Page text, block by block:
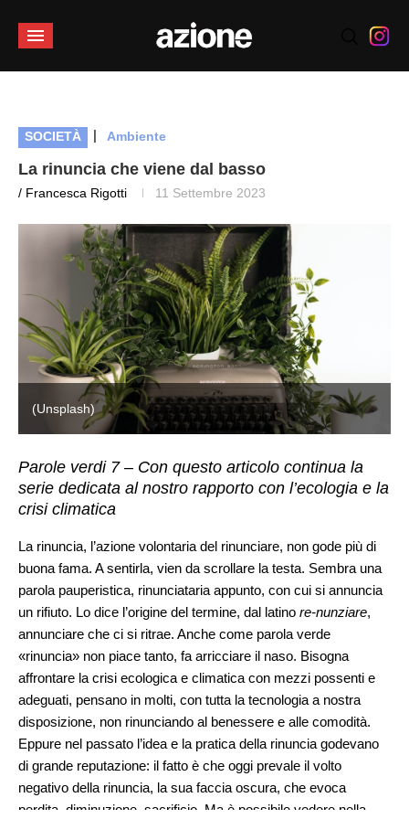
SOCIETÀ | Ambiente
La rinuncia che viene dal basso
/ Francesca Rigotti 11 Settembre 2023
(Unsplash)
Parole verdi 7 – Con questo articolo continua la
serie dedicata al nostro rapporto con l’ecologia e la
crisi climatica
La rinuncia, l’azione volontaria del rinunciare, non gode più di
buona fama. A sentirla, vien da scrollare la testa. Sembra una
parola pauperistica, rinunciataria appunto, con cui si annuncia
un rifiuto. Lo dice l’origine del termine, dal latino re-nunziare,
annunciare che ci si ritrae. Anche come parola verde
«rinuncia» non piace tanto, fa arricciare il naso. Bisogna
affrontare la crisi ecologica e climatica con mezzi possenti e
adeguati, pensano in molti, con tutta la tecnologia a nostra
disposizione, non rinunciando al benessere e alle comodità.
Eppure nel passato l’idea e la pratica della rinuncia godevano
di grande reputazione: il fatto è che oggi prevale il volto
negativo della rinuncia, la sua faccia oscura, che evoca
perdita, diminuzione, sacrificio. Ma è possibile vedere nella